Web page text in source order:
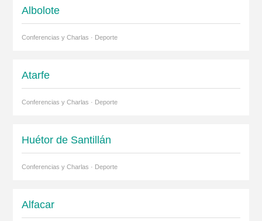
Albolote
Conferencias y Charlas · Deporte
Atarfe
Conferencias y Charlas · Deporte
Huétor de Santillán
Conferencias y Charlas · Deporte
Alfacar